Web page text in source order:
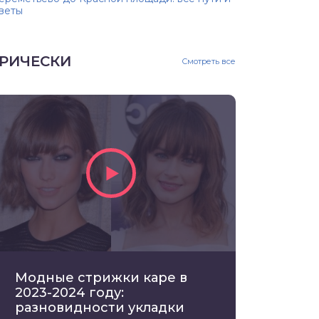
Смотреть все
Модные стрижки каре в
2023-2024 году:
разновидности укладки